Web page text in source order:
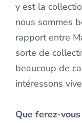
y est la
nous sommes
rapport entre
sorte de
beaucoup de
intéressons
Que ferez-